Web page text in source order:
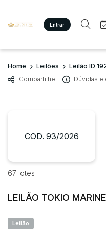
Entrar
Criar conta
Site
Agenda
Quem Somos
Imóveis
Veículos
Carros
Utilitário
Busca por palavra-chave
Bairro
Judiciais
R$
Quem Somos
Home Leilões Leilão ID
Compartilhe
Dúvidas e
COD. 93/2026
67 lotes
LEILÃO TOKIO
Leilão